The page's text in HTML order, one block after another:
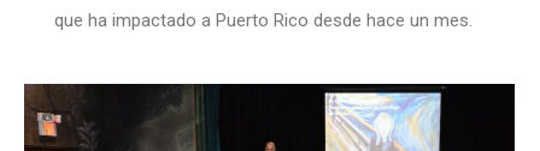
que ha impactado a Puerto Rico desde hace un mes.